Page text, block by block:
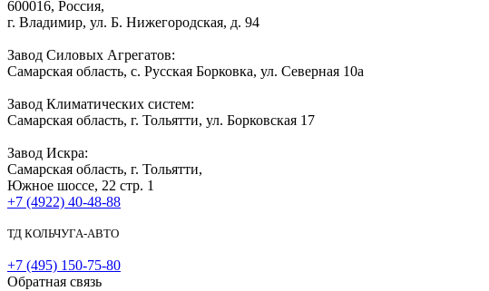
600016, Россия,
г. Владимир, ул. Б. Нижегородская, д. 94
Завод Силовых Агрегатов:
Самарская область, с. Русская Борковка, ул. Северная 10а
Завод Климатических систем:
Самарская область, г. Тольятти, ул. Борковская 17
Завод Искра:
Самарская область, г. Тольятти,
Южное шоссе, 22 стр. 1
+7 (4922) 40-48-88
ТД КОЛЬЧУГА-АВТО
+7 (495) 150-75-80
Обратная связь